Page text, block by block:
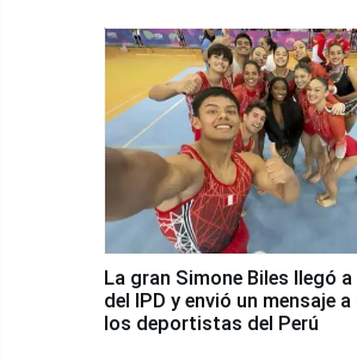
La gran Simone Biles llegó
del IPD y envió un mensaje
los deportistas del Perú